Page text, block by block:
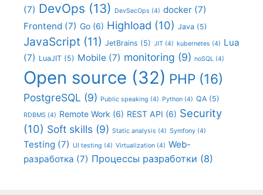
(7) DevOps (13) DevSecOps (4) docker (7)
Frontend (7) Go (6) Highload (10) Java (5)
JavaScript (11) JetBrains (5) JIT (4) kubernetes (4) Lua
(7) LuaJIT (5) Mobile (7) monitoring (9) noSQL (4)
Open source (32) PHP (16)
PostgreSQL (9) Public speaking (4) Python (4) QA (5)
RDBMS (4) Remote Work (6) REST API (6) Security
(10) Soft skills (9) Static analysis (4) Symfony (4)
Testing (7) UI testing (4) Virtualization (4) Web-
разработка (7) Процессы разработки (8)